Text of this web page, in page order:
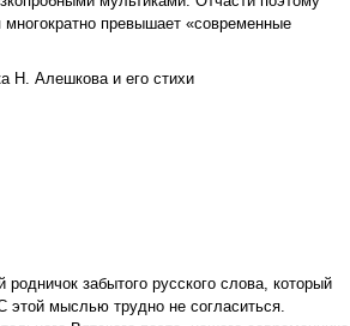
превышает «современные
Н. Алешкова и его стихи
Николая Алешкова)
забытого русского слова, который
этой мыслью трудно не согласиться.